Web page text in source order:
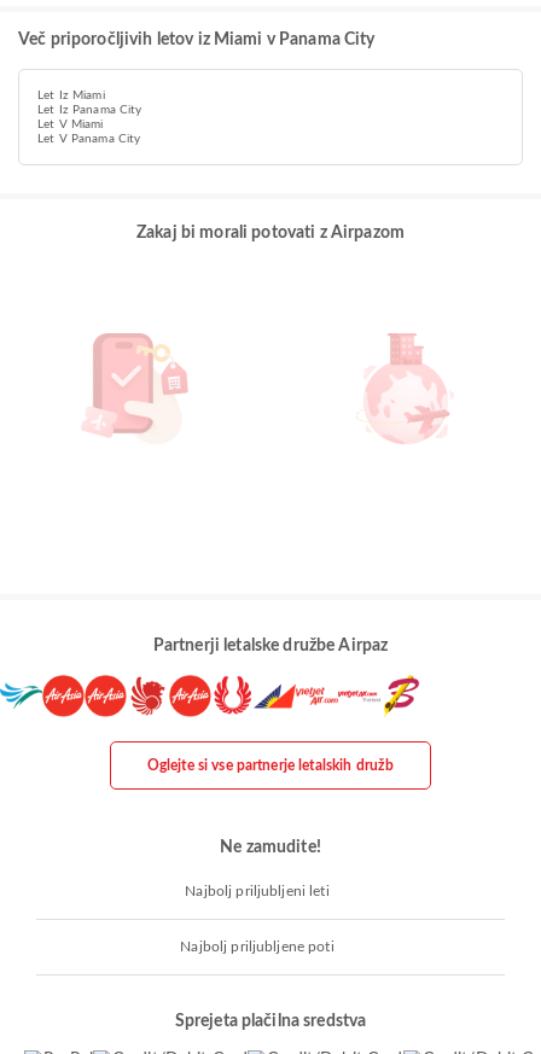
Več priporočljivih letov iz Miami v Panama City
Let Iz Miami
Let Iz Panama City
Let V Miami
Let V Panama City
Zakaj bi morali potovati z Airpazom
Partnerji letalske družbe Airpaz
Oglejte si vse partnerje letalskih družb
Ne zamudite!
Najbolj priljubljeni leti
Najbolj priljubljene poti
Sprejeta plačilna sredstva